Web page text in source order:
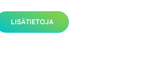
LISÄTIETOJA